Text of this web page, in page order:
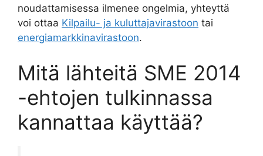
noudattamisessa ilmenee ongelmia, yhteyttä
voi ottaa Kilpailu- ja kuluttajavirastoon tai
energiamarkkinavirastoon.
Mitä lähteitä SME 2014
-ehtojen tulkinnassa
kannattaa käyttää?